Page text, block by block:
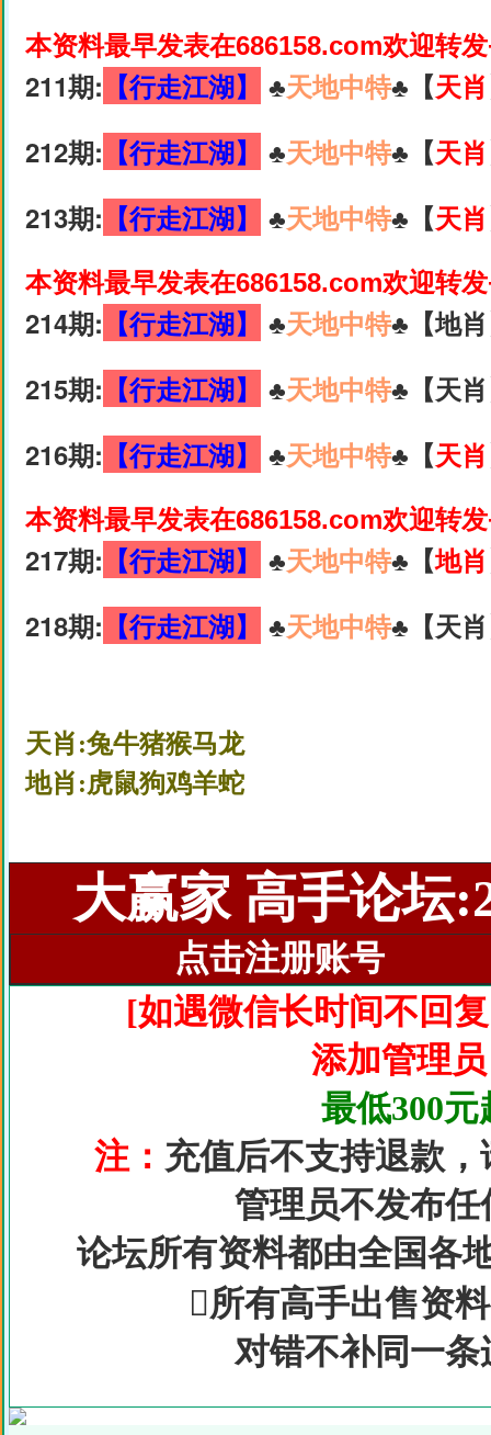
本资料最早发表在686158.com欢迎转
211期: 【行走江湖】 ♣️天地中特♣️【天肖
212期: 【行走江湖】 ♣️天地中特♣️【天肖
213期: 【行走江湖】 ♣️天地中特♣️【天肖
本资料最早发表在686158.com欢迎转
214期: 【行走江湖】 ♣️天地中特♣️【地
215期: 【行走江湖】 ♣️天地中特♣️【天
216期: 【行走江湖】 ♣️天地中特♣️【天肖
本资料最早发表在686158.com欢迎转
217期: 【行走江湖】 ♣️天地中特♣️【地肖
218期: 【行走江湖】 ♣️天地中特♣️【天
天肖:兔牛猪猴马龙
地肖:虎鼠狗鸡羊蛇
大赢家 高手论坛
点击注册账号
[如遇微信长时间不回
添加管理
最低300
注： 充值后不支持退款
管理员不发布
论坛所有资料都由全国各
所有高手出售资
对错不补同一条